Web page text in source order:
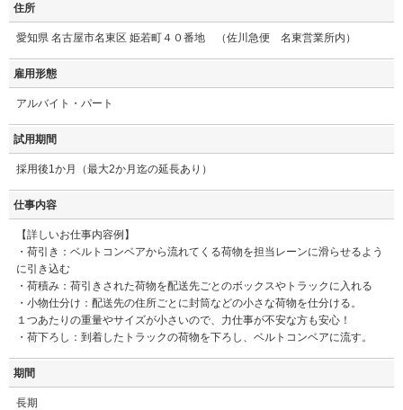
住所
愛知県 名古屋市名東区 姫若町４０番地 （佐川急便 名東営業所内）
雇用形態
アルバイト・パート
試用期間
採用後1か月（最大2か月迄の延長あり）
仕事内容
【詳しいお仕事内容例】
・荷引き：ベルトコンベアから流れてくる荷物を担当レーンに滑らせるよう
に引き込む
・荷積み：荷引きされた荷物を配送先ごとのボックスやトラックに入れる
・小物仕分け：配送先の住所ごとに封筒などの小さな荷物を仕分ける。
１つあたりの重量やサイズが小さいので、力仕事が不安な方も安心！
・荷下ろし：到着したトラックの荷物を下ろし、ベルトコンベアに流す。
期間
長期